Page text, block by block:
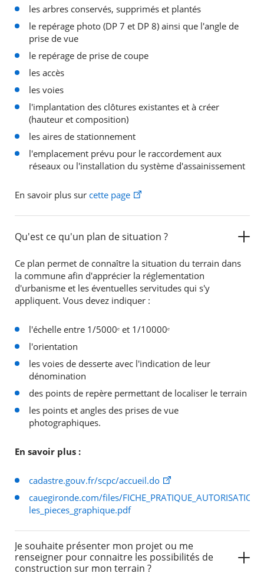
les arbres conservés, supprimés et plantés
le repérage photo (DP 7 et DP 8) ainsi que l'angle de
prise de vue
le repérage de prise de coupe
les accès
les voies
l'implantation des clôtures existantes et à créer
(hauteur et composition)
les aires de stationnement
l'emplacement prévu pour le raccordement aux
réseaux ou l'installation du système d'assainissement
En savoir plus sur cette page
Qu'est ce qu'un plan de situation ?
Ce plan permet de connaître la situation du terrain dans
la commune afin d'apprécier la réglementation
d'urbanisme et les éventuelles servitudes qui s'y
appliquent. Vous devez indiquer :
l'échelle entre 1/5000ᵉ et 1/10000ᵉ
l'orientation
les voies de desserte avec l'indication de leur
dénomination
des points de repère permettant de localiser le terrain
les points et angles des prises de vue
photographiques.
En savoir plus :
cadastre.gouv.fr/scpc/accueil.do
cauegironde.com/files/
les_pieces_graphique.pdf
Je souhaite présenter mon projet ou me
renseigner pour connaitre les possibilités de
construction sur mon terrain ?